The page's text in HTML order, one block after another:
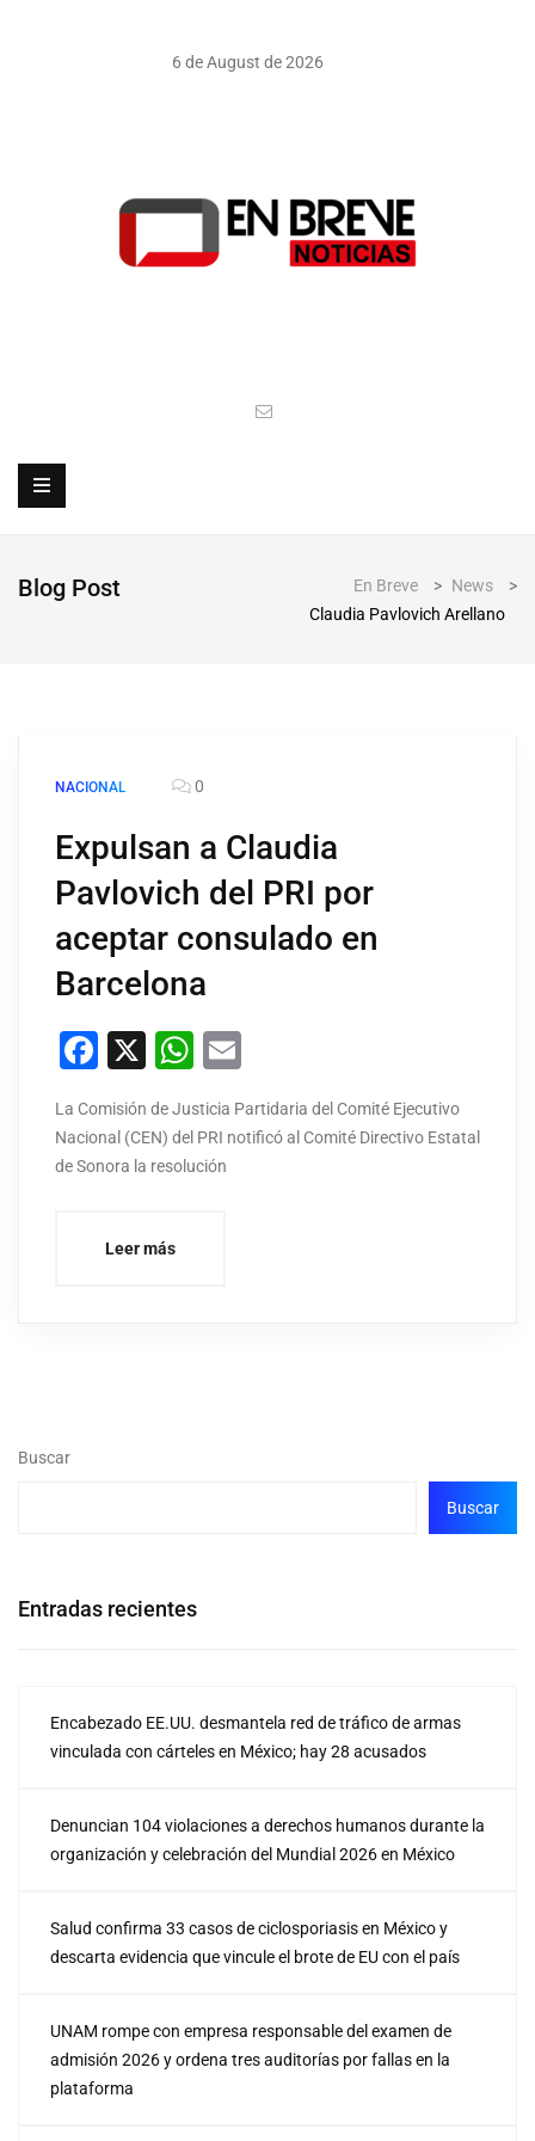
6 de August de 2026
Blog Post En Breve > News
>
Claudia Pavlovich Arellano
NACIONAL 0
Expulsan a Claudia
Pavlovich del PRI por
aceptar consulado en
Barcelona
Facebook
X WhatsApp
La Comisión de Justicia Partidaria del Comité Ejecutivo
Nacional (CEN) del PRI notificó al Comité Directivo Estatal
de Sonora la resolución
Leer más
Buscar
Buscar
Entradas recientes
Encabezado EE.UU. desmantela red de tráfico de armas
vinculada con cárteles en México; hay 28 acusados
Denuncian 104 violaciones a derechos humanos durante la
organización y celebración del Mundial 2026 en México
Salud confirma 33 casos de ciclosporiasis en México y
descarta evidencia que vincule el brote de EU con el país
UNAM rompe con empresa responsable del examen de
admisión 2026 y ordena tres auditorías por fallas en la
plataforma